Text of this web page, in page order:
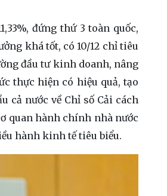
đứng thứ 3 toàn quốc,
khá tốt, có 10/12 chỉ tiêu
đầu tư kinh doanh, nâng
thực hiện có hiệu quả, tạo
cả nước về Chỉ số Cải cách
quan hành chính nhà nước
hành kinh tế tiêu biểu.